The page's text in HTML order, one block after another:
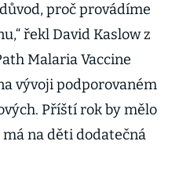
proč provádíme
řekl David Kaslow z
Malaria Vaccine
vývoji podporovaném
Příští rok by mělo
na děti dodatečná